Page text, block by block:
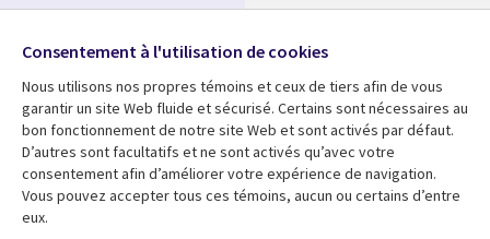
Fusions
Salle de presse
Ressources
Articles
Support
Suivez-nous
Social
Media
Global
FR
Consentement à l'utilisation de cookies
Nous utilisons nos propres témoins et ceux de tiers afin de vous
garantir un site Web fluide et sécurisé. Certains sont nécessaires au
bon fonctionnement de notre site Web et sont activés par défaut.
D’autres sont facultatifs et ne sont activés qu’avec votre
consentement afin d’améliorer votre expérience de navigation.
Vous pouvez accepter tous ces témoins, aucun ou certains d’entre
eux.